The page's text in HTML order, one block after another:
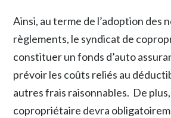
Ainsi, au terme de l’adoption des
règlements, le syndicat de
constituer un fonds d’auto
prévoir les coûts reliés au
autres frais raisonnables. De
copropriétaire devra